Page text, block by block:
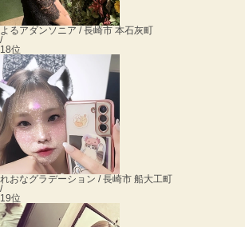
よるアダンソニア / 長崎市 本石灰町
/
18位
れおなグラデーション / 長崎市 船大工町
/
19位